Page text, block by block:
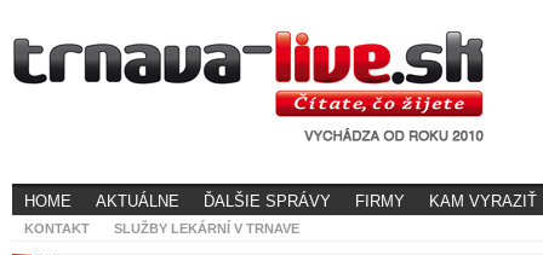
HOME AKTUÁLNE ĎALŠIE SPRÁVY FIRMY KAM VYRAZIŤ
KONTAKT SLUŽBY LEKÁRNÍ V TRNAVE